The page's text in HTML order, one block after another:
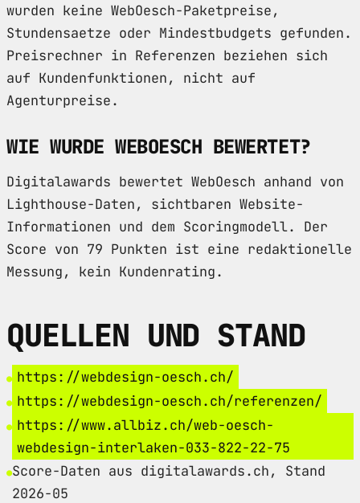
wurden keine WebOesch-Paketpreise,
Stundensaetze oder Mindestbudgets gefunden.
Preisrechner in Referenzen beziehen sich
auf Kundenfunktionen, nicht auf
Agenturpreise.
WIE WURDE WEBOESCH BEWERTET?
Digitalawards bewertet WebOesch anhand von
Lighthouse-Daten, sichtbaren Website-
Informationen und dem Scoringmodell. Der
Score von 79 Punkten ist eine redaktionelle
Messung, kein Kundenrating.
QUELLEN UND STAND
https://webdesign-oesch.ch/
https://webdesign-oesch.ch/referenzen/
https://www.allbiz.ch/web-oesch-
webdesign-interlaken-033-822-22-75
Score-Daten aus digitalawards.ch, Stand
2026-05